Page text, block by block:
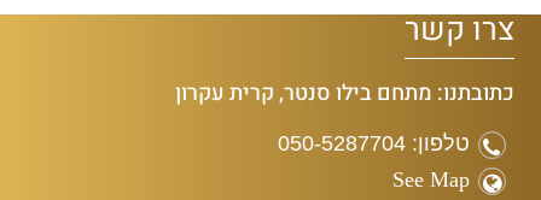
צרו קשר
כתובתנו: מתחם בילו סנטר, קרית עקרון
טלפון: 050-5287704
See Map